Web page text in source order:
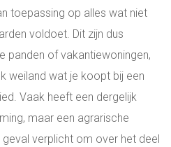
toepassing op alles wat niet
voldoet. Dit zijn dus
panden of vakantiewoningen,
weiland wat je koopt bij een
Vaak heeft een dergelijk
maar een agrarische
verplicht om over het deel